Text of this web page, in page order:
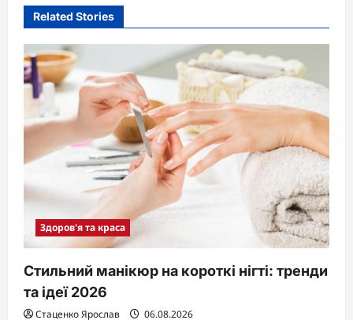
Related Stories
Здоров'я та краса
Стильний манікюр на короткі нігті: тренди
та ідеї 2026
Стаценко Ярослав 06.08.2026